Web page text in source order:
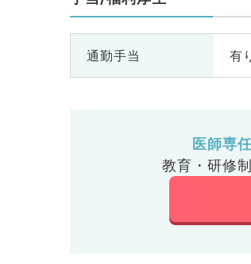
通勤手当 有
医師専
教育・研修